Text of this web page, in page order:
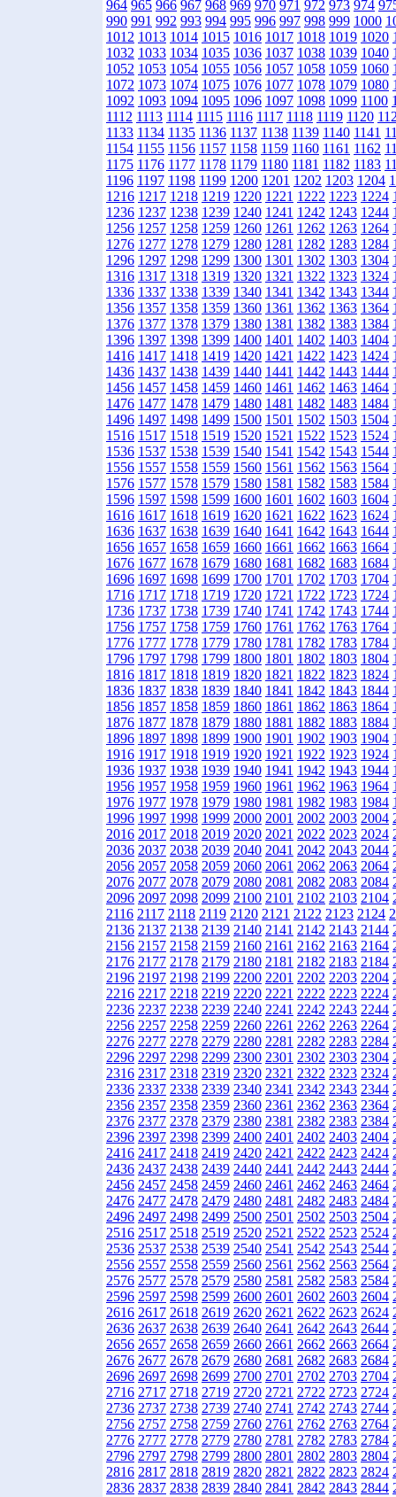
964 965 966 967 968 969 970 971 972 973 974
990 991 992 993 994 995 996 997 998 999 1000
1012 1013 1014 1015 1016 1017 1018 1019 1020
1032 1033 1034 1035 1036 1037 1038 1039 1040
1052 1053 1054 1055 1056 1057 1058 1059 1060
1072 1073 1074 1075 1076 1077 1078 1079 1080
1092 1093 1094 1095 1096 1097 1098 1099 1100
1112 1113 1114 1115 1116 1117 1118 1119 1120
1133 1134 1135 1136 1137 1138 1139 1140 1141
1154 1155 1156 1157 1158 1159 1160 1161 1162
1175 1176 1177 1178 1179 1180 1181 1182 1183
1196 1197 1198 1199 1200 1201 1202 1203 1204
1216 1217 1218 1219 1220 1221 1222 1223 1224
1236 1237 1238 1239 1240 1241 1242 1243 1244
1256 1257 1258 1259 1260 1261 1262 1263 1264
1276 1277 1278 1279 1280 1281 1282 1283 1284
1296 1297 1298 1299 1300 1301 1302 1303 1304
1316 1317 1318 1319 1320 1321 1322 1323 1324
1336 1337 1338 1339 1340 1341 1342 1343 1344
1356 1357 1358 1359 1360 1361 1362 1363 1364
1376 1377 1378 1379 1380 1381 1382 1383 1384
1396 1397 1398 1399 1400 1401 1402 1403 1404
1416 1417 1418 1419 1420 1421 1422 1423 1424
1436 1437 1438 1439 1440 1441 1442 1443 1444
1456 1457 1458 1459 1460 1461 1462 1463 1464
1476 1477 1478 1479 1480 1481 1482 1483 1484
1496 1497 1498 1499 1500 1501 1502 1503 1504
1516 1517 1518 1519 1520 1521 1522 1523 1524
1536 1537 1538 1539 1540 1541 1542 1543 1544
1556 1557 1558 1559 1560 1561 1562 1563 1564
1576 1577 1578 1579 1580 1581 1582 1583 1584
1596 1597 1598 1599 1600 1601 1602 1603 1604
1616 1617 1618 1619 1620 1621 1622 1623 1624
1636 1637 1638 1639 1640 1641 1642 1643 1644
1656 1657 1658 1659 1660 1661 1662 1663 1664
1676 1677 1678 1679 1680 1681 1682 1683 1684
1696 1697 1698 1699 1700 1701 1702 1703 1704
1716 1717 1718 1719 1720 1721 1722 1723 1724
1736 1737 1738 1739 1740 1741 1742 1743 1744
1756 1757 1758 1759 1760 1761 1762 1763 1764
1776 1777 1778 1779 1780 1781 1782 1783 1784
1796 1797 1798 1799 1800 1801 1802 1803 1804
1816 1817 1818 1819 1820 1821 1822 1823 1824
1836 1837 1838 1839 1840 1841 1842 1843 1844
1856 1857 1858 1859 1860 1861 1862 1863 1864
1876 1877 1878 1879 1880 1881 1882 1883 1884
1896 1897 1898 1899 1900 1901 1902 1903 1904
1916 1917 1918 1919 1920 1921 1922 1923 1924
1936 1937 1938 1939 1940 1941 1942 1943 1944
1956 1957 1958 1959 1960 1961 1962 1963 1964
1976 1977 1978 1979 1980 1981 1982 1983 1984
1996 1997 1998 1999 2000 2001 2002 2003 2004
2016 2017 2018 2019 2020 2021 2022 2023 2024
2036 2037 2038 2039 2040 2041 2042 2043 2044
2056 2057 2058 2059 2060 2061 2062 2063 2064
2076 2077 2078 2079 2080 2081 2082 2083 2084
2096 2097 2098 2099 2100 2101 2102 2103 2104
2116 2117 2118 2119 2120 2121 2122 2123 2124
2136 2137 2138 2139 2140 2141 2142 2143 2144
2156 2157 2158 2159 2160 2161 2162 2163 2164
2176 2177 2178 2179 2180 2181 2182 2183 2184
2196 2197 2198 2199 2200 2201 2202 2203 2204
2216 2217 2218 2219 2220 2221 2222 2223 2224
2236 2237 2238 2239 2240 2241 2242 2243 2244
2256 2257 2258 2259 2260 2261 2262 2263 2264
2276 2277 2278 2279 2280 2281 2282 2283 2284
2296 2297 2298 2299 2300 2301 2302 2303 2304
2316 2317 2318 2319 2320 2321 2322 2323 2324
2336 2337 2338 2339 2340 2341 2342 2343 2344
2356 2357 2358 2359 2360 2361 2362 2363 2364
2376 2377 2378 2379 2380 2381 2382 2383 2384
2396 2397 2398 2399 2400 2401 2402 2403 2404
2416 2417 2418 2419 2420 2421 2422 2423 2424
2436 2437 2438 2439 2440 2441 2442 2443 2444
2456 2457 2458 2459 2460 2461 2462 2463 2464
2476 2477 2478 2479 2480 2481 2482 2483 2484
2496 2497 2498 2499 2500 2501 2502 2503 2504
2516 2517 2518 2519 2520 2521 2522 2523 2524
2536 2537 2538 2539 2540 2541 2542 2543 2544
2556 2557 2558 2559 2560 2561 2562 2563 2564
2576 2577 2578 2579 2580 2581 2582 2583 2584
2596 2597 2598 2599 2600 2601 2602 2603 2604
2616 2617 2618 2619 2620 2621 2622 2623 2624
2636 2637 2638 2639 2640 2641 2642 2643 2644
2656 2657 2658 2659 2660 2661 2662 2663 2664
2676 2677 2678 2679 2680 2681 2682 2683 2684
2696 2697 2698 2699 2700 2701 2702 2703 2704
2716 2717 2718 2719 2720 2721 2722 2723 2724
2736 2737 2738 2739 2740 2741 2742 2743 2744
2756 2757 2758 2759 2760 2761 2762 2763 2764
2776 2777 2778 2779 2780 2781 2782 2783 2784
2796 2797 2798 2799 2800 2801 2802 2803 2804
2816 2817 2818 2819 2820 2821 2822 2823 2824
2836 2837 2838 2839 2840 2841 2842 2843 2844